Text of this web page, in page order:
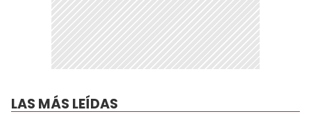
LAS MÁS LEÍDAS